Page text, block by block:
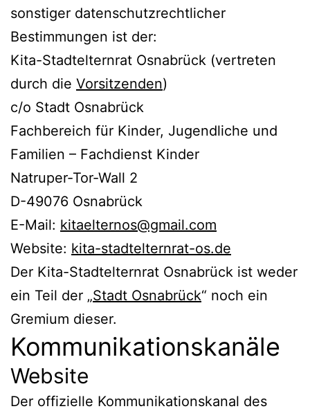
sonstiger datenschutzrechtlicher
Bestimmungen ist der:
Kita-Stadtelternrat Osnabrück (vertreten
durch die Vorsitzenden)
c/o Stadt Osnabrück
Fachbereich für Kinder, Jugendliche und
Familien – Fachdienst Kinder
Natruper-Tor-Wall 2
D-49076 Osnabrück
E-Mail: kitaelternos@gmail.com
Website: kita-stadtelternrat-os.de
Der Kita-Stadtelternrat Osnabrück ist weder
ein Teil der „Stadt Osnabrück“ noch ein
Gremium dieser.
Kommunikationskanäle
Website
Der offizielle Kommunikationskanal des